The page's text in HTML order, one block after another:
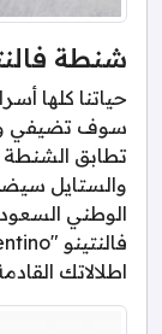
شنطة
حياتنا كلها
سوف تضيفي
تطابق الشنطة
والستايل
اطلالاتك